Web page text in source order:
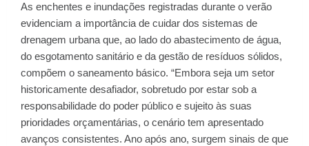
As enchentes e inundações registradas durante o verão
evidenciam a importância de cuidar dos sistemas de
drenagem urbana que, ao lado do abastecimento de água,
do esgotamento sanitário e da gestão de resíduos sólidos,
compõem o saneamento básico. “Embora seja um setor
historicamente desafiador, sobretudo por estar sob a
responsabilidade do poder público e sujeito às suas
prioridades orçamentárias, o cenário tem apresentado
avanços consistentes. Ano após ano, surgem sinais de que